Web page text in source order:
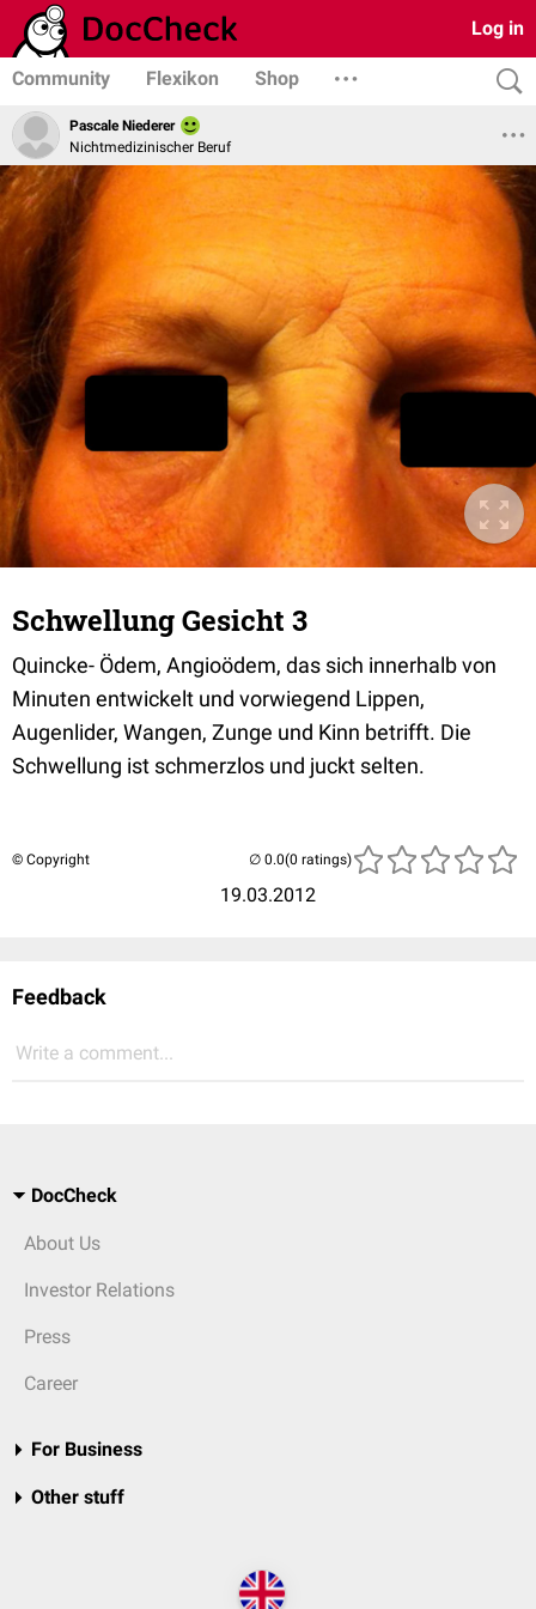
Log in
Community Flexikon Shop
Pascale Niederer
Nichtmedizinischer Beruf
Schwellung Gesicht 3
Quincke- Ödem, Angioödem, das sich innerhalb von
Minuten entwickelt und vorwiegend Lippen,
Augenlider, Wangen, Zunge und Kinn betrifft. Die
Schwellung ist schmerzlos und juckt selten.
© Copyright
19.03.2012
(0 ratings)
Feedback
Write a comment...
DocCheck
About Us
Investor Relations
Press
Career
For Business
Other stuff